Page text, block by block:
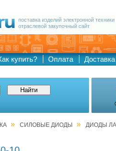
поставка изделий электронной техники
отраслевой закупочный сайт
купить? Оплата Доставка
» СИЛОВЫЕ ДИОДЫ » ДИОДЫ